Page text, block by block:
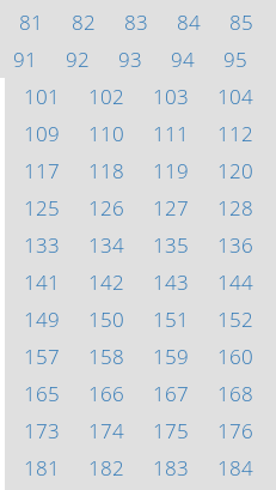
81
82 83 84 85
91
92 93 94 95
101
102 103 104
109
110 111 112
117
118 119 120
125
126 127 128
133
134 135 136
141
142 143 144
149
150 151 152
157
158 159 160
165
166 167 168
173
174 175 176
181
182 183 184